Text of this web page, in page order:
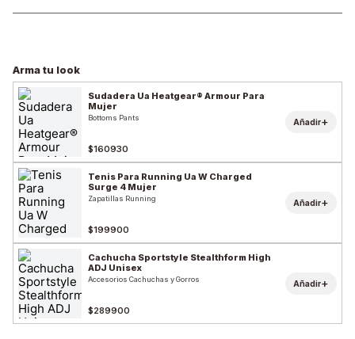
Arma tu look
Sudadera Ua Heatgear® Armour Para
Mujer
Bottoms Pants
$160930
Añadir+
Tenis Para Running Ua W Charged
Surge 4 Mujer
Zapatillas Running
$199900
Añadir+
Cachucha Sportstyle Stealthform High
ADJ Unisex
Accesorios Cachuchas y Gorros
$289900
Añadir+